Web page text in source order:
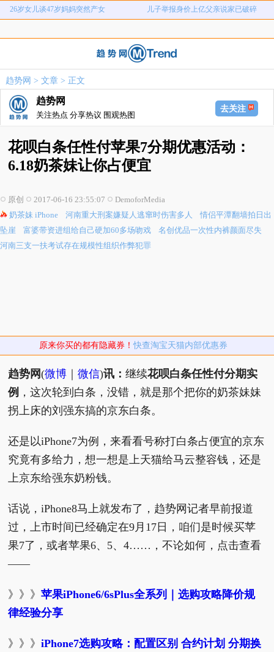
河南重大刑案嫌疑人逃窜时伤害多人 情侣平潭翻墙拍日出坠崖
河南三支一扶考试存在规模性组织作 1岁宝宝碰坏纸巾盒三亚酒店索赔924
26岁女儿谈47岁妈妈突然产女
趋势网 > 文章> 正文
趋势网
关注热点 分享热议 围观热图
去关注
花呗白条任性付苹果7分期优惠活动：
6.18奶茶妹让你占便宜
原创 2017-06-16 23:55:07
DemoforMedia
奶茶妹 iPhone 河南重大刑案嫌疑人逃窜时伤害多人
情侣平潭翻墙拍日出
坠崖
富婆带资进组给自己硬加60多场吻戏
名创优品一次性内裤颜面尽失
河南三支一扶考试存在规模性组织作弊犯罪
原来你买的都有隐藏券！快查淘宝天猫内部优惠券
趋势网(微博 ｜微信)讯：继续花呗白条任性付分期实
例 ，这次轮到白条，没错，就是那个把你的奶茶妹妹
拐上床的刘强东搞的京东白条。
还是以iPhone7为例，来看看号称打白条占便宜的京东
究竟有多给力，想一想是上天猫给马云整容钱，还是
上京东给强东奶粉钱。
话说，iPhone8马上就发布了，趋势网记者早前报道
过，上市时间已经确定在9月17日，咱们是时候买苹
果7了，或者苹果6、5、4……，不论如何，点击查看
——
》》》苹果iPhone6/6sPlus全系列｜选购攻略降价规
律经验分享
》》》iPhone7选购攻略：配置区别 合约计划 分期换